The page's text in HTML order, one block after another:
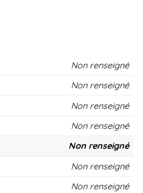
Non renseigné
Non renseigné
Non renseigné
Non renseigné
Non renseigné
Non renseigné
Non renseigné